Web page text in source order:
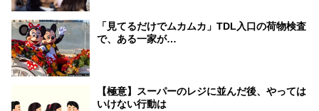
「見てるだけでムカムカ」TDL入口の荷物検査
で、ある一家が…
【極意】スーパーのレジに並んだ後、やっては
いけない行動は